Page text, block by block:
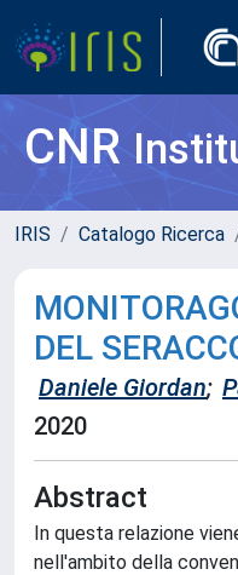
CNR
IRIS Catalogo Ricerca
DEL
Daniele Giordan;
2020
Abstract
In questa relazione
nell'ambito della